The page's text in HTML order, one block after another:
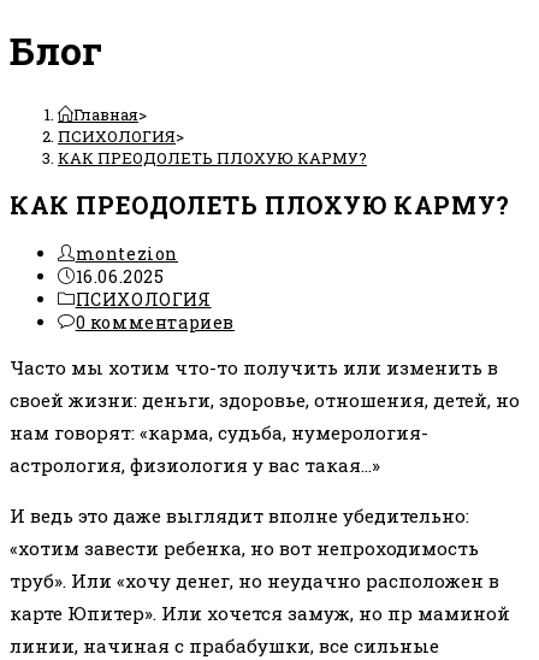
Блог
Главная>
ПСИХОЛОГИЯ>
КАК ПРЕОДОЛЕТЬ ПЛОХУЮ КАРМУ?
КАК ПРЕОДОЛЕТЬ ПЛОХУЮ КАРМУ?
Автор
записи:
montezion
Запись
опубликована:
16.06.2025
Рубрика
записи:
ПСИХОЛОГИЯ
Комментарии
записи:
0 комментариев
Часто мы хотим что-то получить или изменить в
своей жизни: деньги, здоровье, отношения, детей, но
нам говорят: «карма, судьба, нумерология-
астрология, физиология у вас такая…»
И ведь это даже выглядит вполне убедительно:
«хотим завести ребенка, но вот непроходимость
труб». Или «хочу денег, но неудачно расположен в
карте Юпитер». Или хочется замуж, но пр маминой
линии, начиная с прабабушки, все сильные